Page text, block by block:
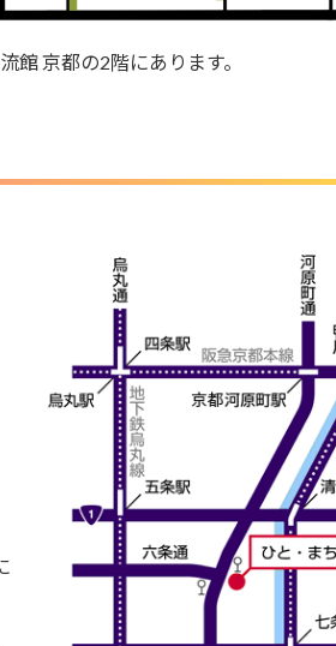
館 京都の2階にあります。